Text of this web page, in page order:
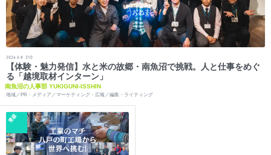
2026.6.8 310
【体験・魅力発信】水と米の故郷・南魚沼で挑戦。人と仕事をめぐ
る「越境取材インターン」
南魚沼の人事部 YUKIGUNI-ISSHIN
地域／PR・メディア／マーケティング・広報／編集・ライティング
青森